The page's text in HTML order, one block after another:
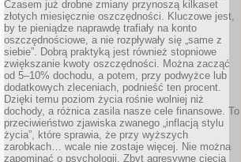
Czasem już drobne zmiany przynoszą kilkaset
złotych miesięcznie oszczędności. Kluczowe jest,
by te pieniądze naprawdę trafiały na konto
oszczędnościowe, a nie rozpływały się „same z
siebie”. Dobrą praktyką jest również stopniowe
zwiększanie kwoty oszczędności. Można zacząć
od 5–10% dochodu, a potem, przy podwyżce lub
dodatkowych zleceniach, podnieść ten procent.
Dzięki temu poziom życia rośnie wolniej niż
dochody, a różnica zasila nasze cele finansowe. To
przeciwieństwo zjawiska zwanego „inflacją stylu
życia”, które sprawia, że przy wyższych
zarobkach… wcale nie zostaje więcej. Nie można
zapominać o psychologii. Zbyt agresywne cięcia